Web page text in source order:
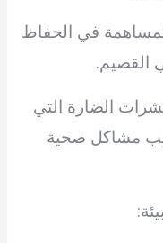
في الحفاظ
القصيم.
الضارة التي
مشاكل صحية